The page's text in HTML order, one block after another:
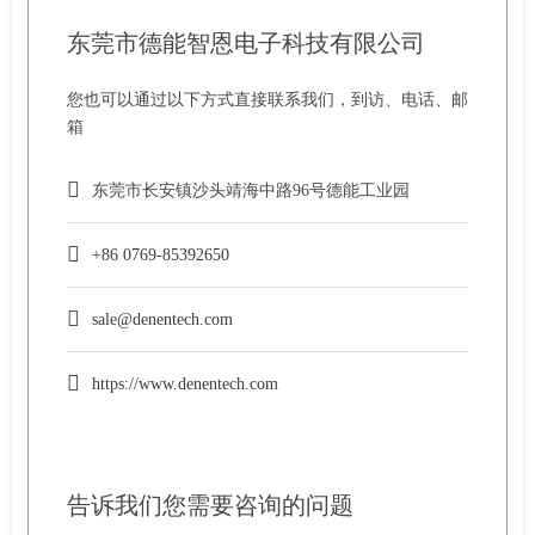
告诉我们您需要咨询的问题
东莞市德能智恩电子科技有限公司
您也可以通过以下方式直接联系我们，到访、电话、邮
箱
东莞市长安镇沙头靖海中路96号德能工业园
+86 0769-85392650
sale@denentech.com
https://www.denentech.com